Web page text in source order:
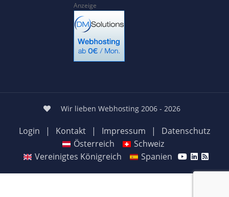
Anzeige
Wir lieben Webhosting 2006 - 2026
Login | Kontakt | Impressum |
Datenschutz
Österreich
Schweiz
Vereinigtes Königreich
Spanien